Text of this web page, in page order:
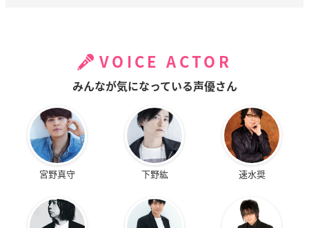
VOICE ACTOR
みんなが気になっている声優さん
宮野真守 下野紘 速水奨